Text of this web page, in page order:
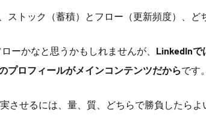
ストック（蓄積）とフロー（更新頻度）、ど
ーかなと思うかもしれませんが、 LinkedInで
プロフィールがメインコンテンツだからです。
させるには、量、質、どちらで勝負したらよ